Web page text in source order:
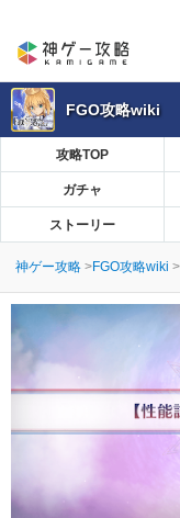
FGO攻略wiki
攻略TOP
ガチャ
ストーリー
神ゲー攻略 FGO攻略wiki